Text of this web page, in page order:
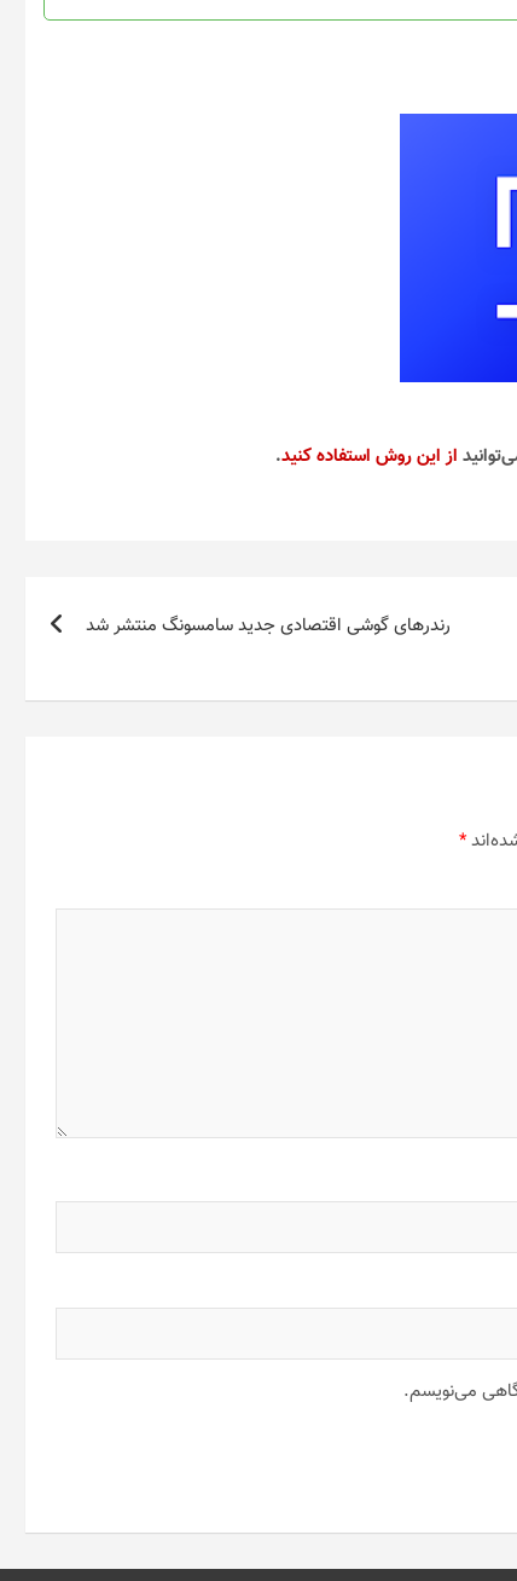
از این روش استفاده کنید.
رندرهای گوشی اقتصادی جدید سامسونگ منتشر شد
*
می‌نویسم.